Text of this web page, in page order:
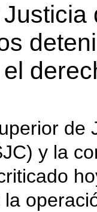
de
y la